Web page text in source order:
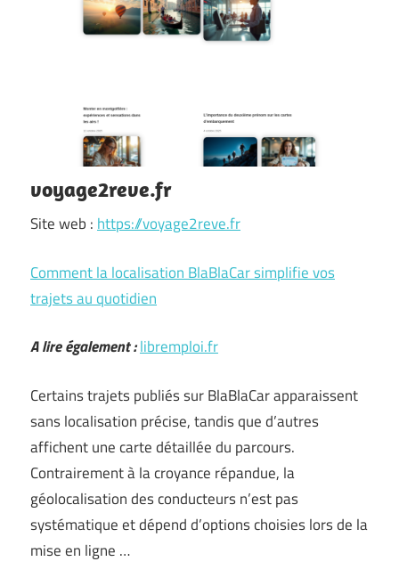
voyage2reve.fr
Site web : https://voyage2reve.fr
Comment la localisation BlaBlaCar simplifie vos
trajets au quotidien
A lire également :libremploi.fr
Certains trajets publiés sur BlaBlaCar apparaissent
sans localisation précise, tandis que d’autres
affichent une carte détaillée du parcours.
Contrairement à la croyance répandue, la
géolocalisation des conducteurs n’est pas
systématique et dépend d’options choisies lors de la
mise en ligne …